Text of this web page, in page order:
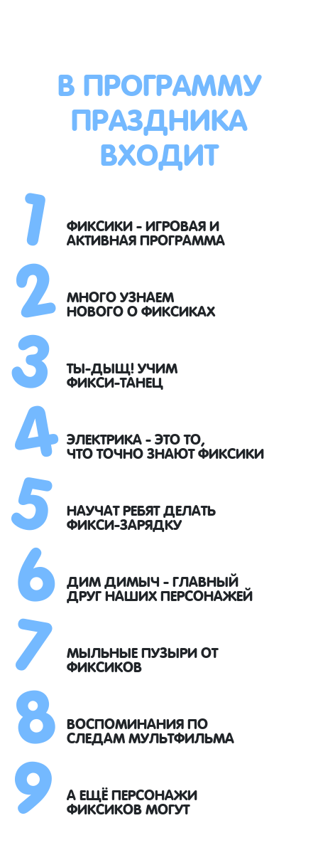
В ПРОГРАММУ
ПРАЗДНИКА
ВХОДИТ
ФИКСИКИ - ИГРОВАЯ И
АКТИВНАЯ ПРОГРАММА
МНОГО УЗНАЕМ
НОВОГО О ФИКСИКАХ
ТЫ-ДЫЩ! УЧИМ
ФИКСИ-ТАНЕЦ
ЭЛЕКТРИКА - ЭТО ТО,
ЧТО ТОЧНО ЗНАЮТ ФИКСИКИ
НАУЧАТ РЕБЯТ ДЕЛАТЬ
ФИКСИ-ЗАРЯДКУ
ДИМ ДИМЫЧ - ГЛАВНЫЙ
ДРУГ НАШИХ ПЕРСОНАЖЕЙ
МЫЛЬНЫЕ ПУЗЫРИ ОТ
ФИКСИКОВ
ВОСПОМИНАНИЯ ПО
СЛЕДАМ МУЛЬТФИЛЬМА
А ЕЩЁ ПЕРСОНАЖИ
ФИКСИКОВ МОГУТ